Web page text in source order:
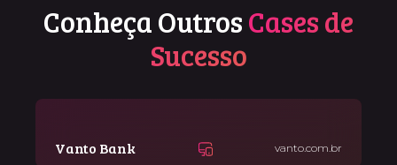
Conheça OutrosCases de
Sucesso
Vanto Bank vanto.com.br